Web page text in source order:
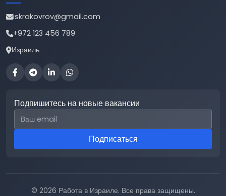
iskrakovrov@gmail.com
+972 123 456 789
Израиль
Подпишитесь на новые вакансии
Email для подписки
Подписаться
© 2026 Работа в Израиле. Все права защищены.